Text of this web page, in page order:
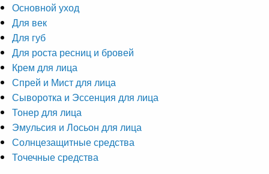
Основной уход
Для век
Для губ
Для роста ресниц и бровей
Крем для лица
Спрей и Мист для лица
Сыворотка и Эссенция для лица
Тонер для лица
Эмульсия и Лосьон для лица
Солнцезащитные средства
Точечные средства